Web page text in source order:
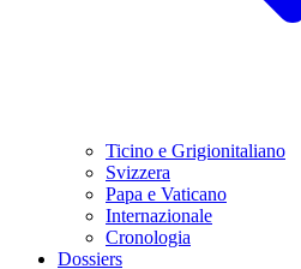
Ticino e Grigionitaliano
Svizzera
Papa e Vaticano
Internazionale
Cronologia
Dossiers